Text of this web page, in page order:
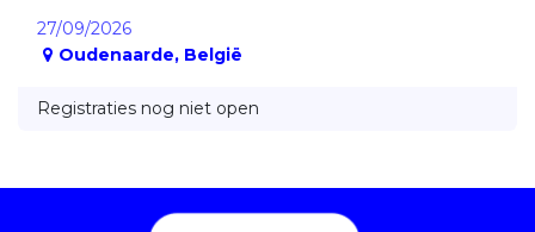
27/09/2026
Oudenaarde, België
Registraties nog niet open